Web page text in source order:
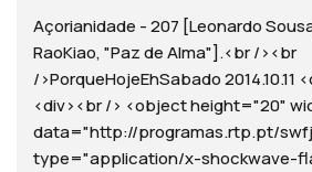
Açorianidade - 207 [Leonardo
RaoKiao, "Paz de Alma"].<br /><br
/>PorqueHojeEhSabado 2014.10.11
<div><br /> <object height="20"
data="http://programas.rtp.pt/
type="application/x-shockwave-